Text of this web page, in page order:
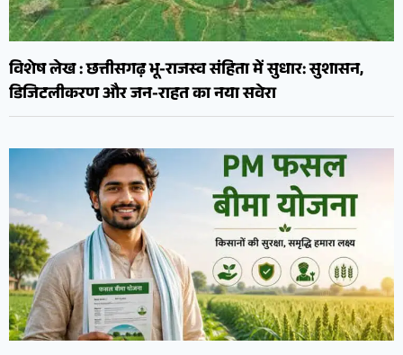
विशेष लेख : छत्तीसगढ़ भू-राजस्व संहिता में सुधार: सुशासन,
डिजिटलीकरण और जन-राहत का नया सवेरा